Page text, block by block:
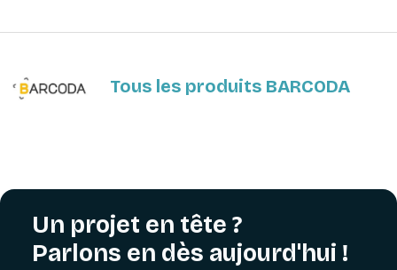
Tous les produits BARCODA
Un projet en tête ?
Parlons en dès aujourd'hui !